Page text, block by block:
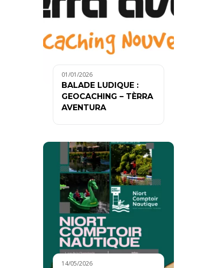
01/01/2026
BALADE LUDIQUE :
GEOCACHING – TÈRRA
AVENTURA
14/05/2026